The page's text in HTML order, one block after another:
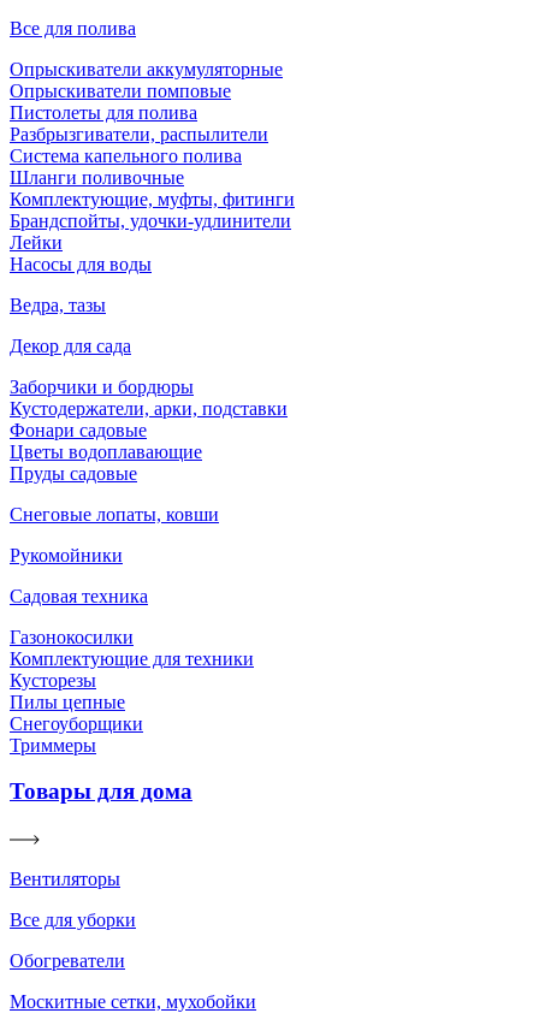
Все для полива
Опрыскиватели аккумуляторные
Опрыскиватели помповые
Пистолеты для полива
Разбрызгиватели, распылители
Система капельного полива
Шланги поливочные
Комплектующие, муфты, фитинги
Брандспойты, удочки-удлинители
Лейки
Насосы для воды
Ведра, тазы
Декор для сада
Заборчики и бордюры
Кустодержатели, арки, подставки
Фонари садовые
Цветы водоплавающие
Пруды садовые
Снеговые лопаты, ковши
Рукомойники
Садовая техника
Газонокосилки
Комплектующие для техники
Кусторезы
Пилы цепные
Снегоуборщики
Триммеры
Товары для дома
Вентиляторы
Все для уборки
Обогреватели
Москитные сетки, мухобойки